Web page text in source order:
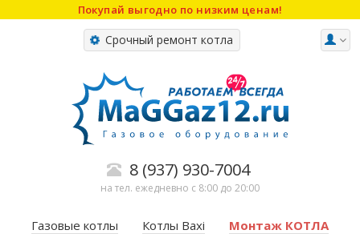
Покупай выгодно по низким ценам!
Срочный ремонт котла
8 (937) 930-7004
на тел. ежедневно с 8:00 до 20:00
Газовые котлы Котлы Baxi
Монтаж КОТЛА